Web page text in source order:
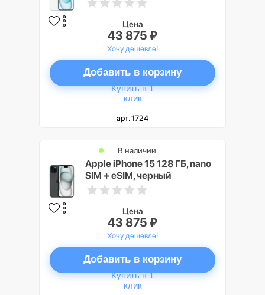
Цена
43 875 ₽
Хочу дешевле!
Добавить в корзину
Купить в 1
клик
арт. 1724
Apple iPhone 15 128 ГБ, nano
SIM + eSIM, черный
В наличии
Цена
43 875 ₽
Хочу дешевле!
Добавить в корзину
Купить в 1
клик